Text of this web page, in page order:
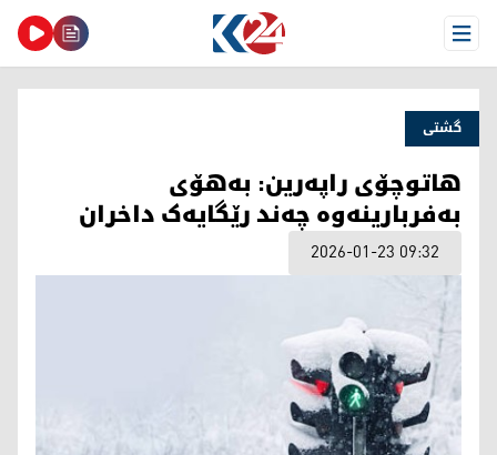
Open Menu
گشتی
هاتوچۆی راپەرین: بەهۆی
بەفربارینەوە چەند رێگایەک داخران
2026-01-23 09:32